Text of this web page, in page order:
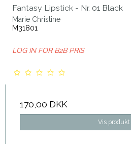
Fantasy Lipstick - Nr. 01 Black
Marie Christine
M31801
LOG IN FOR B2B PRIS
170,00 DKK
Vis produkt